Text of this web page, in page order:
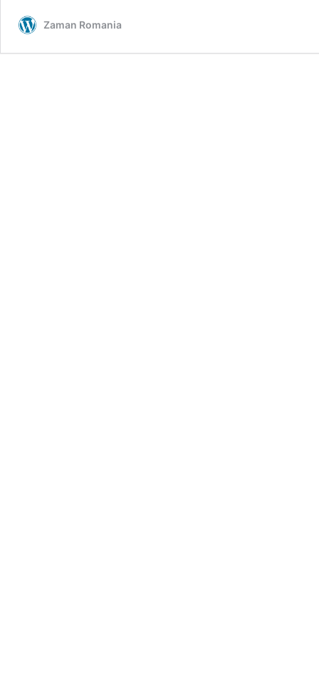
Zaman Romania